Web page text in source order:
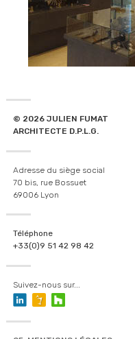
© 2026 JULIEN FUMAT
ARCHITECTE D.P.L.G.
Adresse du siège social
70 bis, rue Bossuet
69006 Lyon
Téléphone
+33(0)9 51 42 98 42
Suivez-nous sur...